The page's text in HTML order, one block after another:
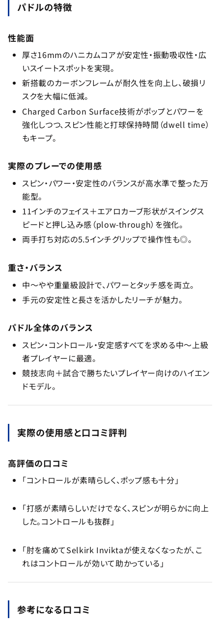
パドルの特徴
性能面
厚さ16mmのハニカムコアが安定性・振動吸収性・広
いスイートスポットを実現。
新搭載のカーボンフレームが耐久性を向上し、破損リ
スクを大幅に低減。
Charged Carbon Surface技術がポップとパワーを
強化しつつ、スピン性能と打球保持時間（dwell time）
もキープ。
実際のプレーでの使用感
スピン・パワー・安定性のバランスが高水準で整った万
能型。
11インチのフェイス＋エアロカーブ形状がスイングス
ピードと押し込み感（plow-through）を強化。
両手打ち対応の5.5インチグリップで操作性も◎。
重さ・バランス
中〜やや重量級設計で、パワーとタッチ感を両立。
手元の安定性と長さを活かしたリーチが魅力。
パドル全体のバランス
スピン・コントロール・安定感すべてを求める中〜上級
者プレイヤーに最適。
競技志向＋試合で勝ちたいプレイヤー向けのハイエン
ドモデル。
実際の使用感と口コミ評判
高評価の口コミ
「コントロールが素晴らしく、ポップ感も十分」
「打感が素晴らしいだけでなく、スピンが明らかに向上
した。コントロールも抜群」
「肘を痛めてSelkirk Inviktaが使えなくなったが、こ
れはコントロールが効いて助かっている」
参考になる口コミ